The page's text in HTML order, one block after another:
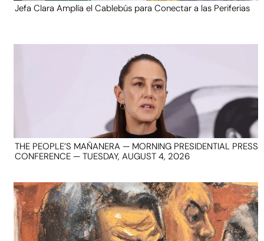
Jefa Clara Amplía el Cablebús para Conectar a las Periferias
THE PEOPLE’S MAÑANERA — MORNING PRESIDENTIAL PRESS
CONFERENCE — TUESDAY, AUGUST 4, 2026